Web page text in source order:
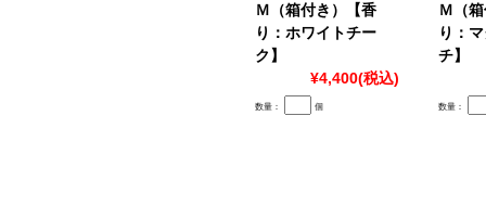
Ｍ（箱付き）【香
り：ホワイトチー
ク】
¥4,400(税込)
数量： 個
Ｍ（
り：
チ】
数量：